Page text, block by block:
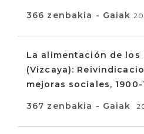
366 zenbakia - Gaiak
La alimentación de los
(Vizcaya):
mejoras sociales, 1900-
367 zenbakia - Gaiak